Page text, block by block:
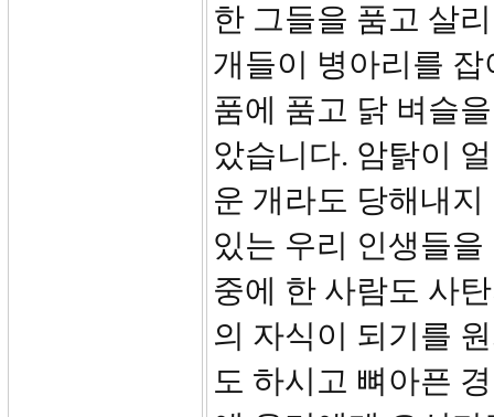
한 그들을 품고 살
개들이 병아리를
품에 품고 닭 벼슬
았습니다. 암탉이
운 개라도 당해내
있는 우리 인생들
중에 한 사람도 사
의 자식이 되기를
도 하시고 뼈아픈